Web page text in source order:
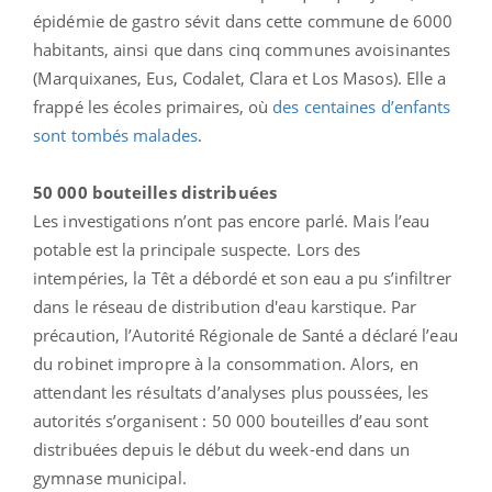
épidémie de gastro sévit dans cette commune de 6000
habitants, ainsi que dans cinq communes avoisinantes
(Marquixanes, Eus, Codalet, Clara et Los Masos). Elle a
frappé les écoles primaires, où des centaines d’enfants
sont tombés malades.
50 000 bouteilles distribuées
Les investigations n’ont pas encore parlé. Mais l’eau
potable est la principale suspecte. Lors des
intempéries, la Têt a débordé et son eau a pu s’infiltrer
dans le réseau de distribution d'eau karstique. Par
précaution, l’Autorité Régionale de Santé a déclaré l’eau
du robinet impropre à la consommation. Alors, en
attendant les résultats d’analyses plus poussées, les
autorités s’organisent : 50 000 bouteilles d’eau sont
distribuées depuis le début du week-end dans un
gymnase municipal.